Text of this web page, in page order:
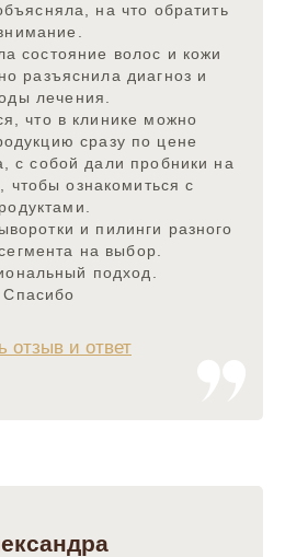
на что обратить
состояние волос и кожи
разъяснила диагноз и
лечения.
что в клинике можно
сразу по цене
с собой дали пробники на
чтобы ознакомиться с
и пилинги разного
на выбор.
подход.
Спасибо
отзыв и ответ